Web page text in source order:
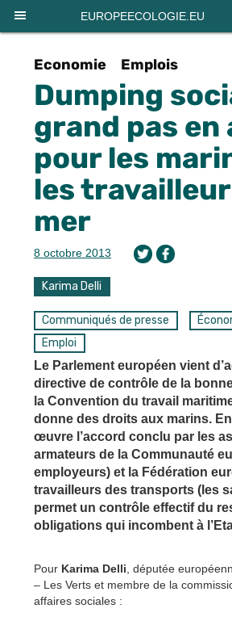
EUROPEECOLOGIE.EU
Economie Emplois
Dumping
grand pas en
pour les
les
mer
8 octobre 2013
Karima Delli
Communiqués de presse
Emploi
Le Parlement européen vient
directive de contrôle de la
la Convention du travail
donne des droits aux marins.
œuvre l’accord conclu par les
armateurs de la Communauté
employeurs) et la Fédération
travailleurs des transports (les
permet un contrôle effectif du
obligations qui incombent à
Pour Karima Delli , députée
– Les Verts et membre de la
affaires sociales :